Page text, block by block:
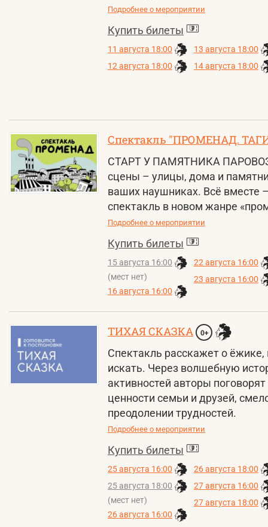
Подробнее о мероприятии
Купить билеты
11 августа 18:00
12 августа 18:00
13 августа 18:00
14 августа 18:00
Спектакль "ПРОМЕНАД.
СТАРТ У ПАМЯТНИКА
сцены – улицы, дома и
ваших наушниках. Всё вместе
спектакль в новом жанре
Подробнее о мероприятии
Купить билеты
15 августа 16:00
(мест нет)
16 августа 16:00
22 августа 16:00
23 августа 16:00
ТИХАЯ СКАЗКА 0+
Спектакль расскажет о
искать. Через волшебную
активностей авторы
ценности семьи и друзей,
преодолении трудностей.
Подробнее о мероприятии
Купить билеты
25 августа 16:00
25 августа 18:00
(мест нет)
26 августа 16:00
26 августа 18:00
27 августа 16:00
27 августа 18:00